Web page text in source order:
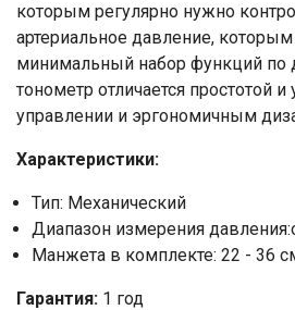
которым регулярно нужно
артериальное давление, которым
минимальный набор функций по
тонометр отличается простотой
управлении и эргономичным
Характеристики:
Тип: Механический
Диапазон измерения
Манжета в комплекте: 22 - 36
Гарантия: 1 год
Номер телефона
Отправить